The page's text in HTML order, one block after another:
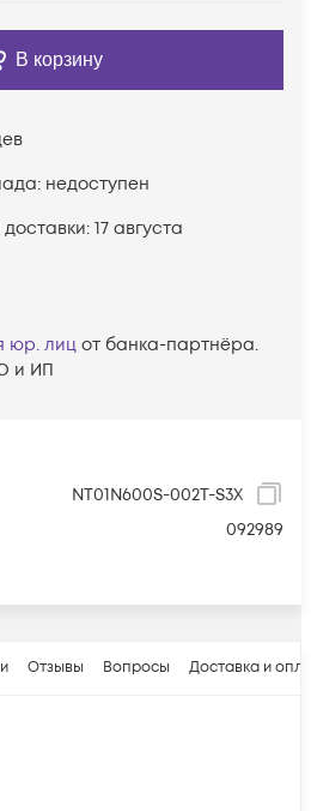
NT01N600S-002T-S3X
092989
В корзину
недоступен
17 августа
юр. лиц от банка-партнёра.
и ИП
Отзывы Вопросы Доставка и